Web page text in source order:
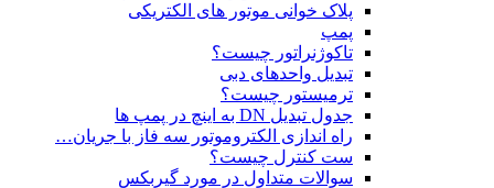
پلاک خوانی موتور های الکتریکی
پمپ
تاکوژنراتور چیست؟
تبدیل واحدهای دبی
ترمیستور چیست؟
جدول تبدیل DN به اینچ در پمپ ها
راه اندازی الکتروموتور سه فاز با جریان…
ست کنترل چیست؟
سوالات متداول در مورد گیربکس